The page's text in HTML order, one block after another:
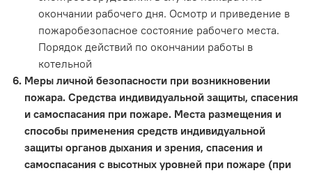
окончании рабочего дня. Осмотр и приведение в
пожаробезопасное состояние рабочего места.
Порядок действий по окончании работы в
котельной
Меры личной безопасности при возникновении
пожара. Средства индивидуальной защиты, спасения
и самоспасания при пожаре. Места размещения и
способы применения средств индивидуальной
защиты органов дыхания и зрения, спасения и
самоспасания с высотных уровней при пожаре (при